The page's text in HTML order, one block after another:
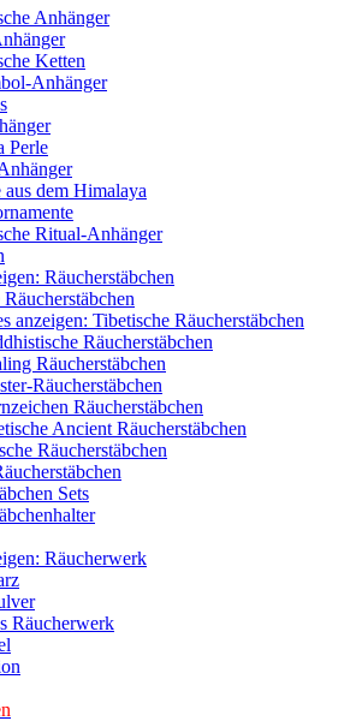
Anhänger
Ketten
Anhänger
Perle
aus dem Himalaya
Ritual-Anhänger
Räucherstäbchen
anzeigen: Tibetische Räucherstäbchen
Räucherstäbchen
Räucherstäbchen
Räucherstäbchen
Räucherstäbchen
Ancient Räucherstäbchen
Räucherstäbchen
Sets
Räucherwerk
Räucherwerk